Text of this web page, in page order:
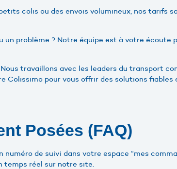
colis ou des envois volumineux, nos tarifs
un problème ? Notre équipe est à votre écoute
travaillons avec les leaders du transport
Colissimo pour vous offrir des solutions fiables
Posées (FAQ)
de suivi dans votre espace “mes
temps réel sur notre site.